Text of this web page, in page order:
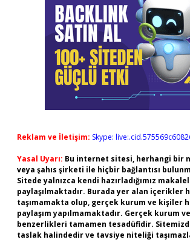
Reklam ve İletişim: Skype:
Yasal Uyarı: Bu internet sitesi, herhangi bir
veya şahıs şirketi ile hiçbir bağlantısı
Sitede yalnızca kendi hazırladığımız
paylaşılmaktadır. Burada yer alan içerikler
taşımamakta olup, gerçek kurum ve kişiler
paylaşım yapılmamaktadır. Gerçek kurum
benzerlikleri tamamen tesadüfidir.
taslak halindedir ve tavsiye niteliği